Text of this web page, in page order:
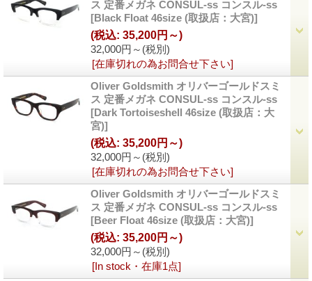
ス 定番メガネ CONSUL-ss コンスル-ss
[Black Float 46size (取扱店：大宮)]
32,000円～ (税別)
(税込: 35,200円～)
[在庫切れの為お問合せ下さい]
Oliver Goldsmith オリバーゴールドスミ
ス 定番メガネ CONSUL-ss コンスル-ss
[Dark Tortoiseshell 46size (取扱店：大
宮)]
32,000円～ (税別)
(税込: 35,200円～)
[在庫切れの為お問合せ下さい]
Oliver Goldsmith オリバーゴールドスミ
ス 定番メガネ CONSUL-ss コンスル-ss
[Beer Float 46size (取扱店：大宮)]
32,000円～ (税別)
(税込: 35,200円～)
[In stock・在庫1点]